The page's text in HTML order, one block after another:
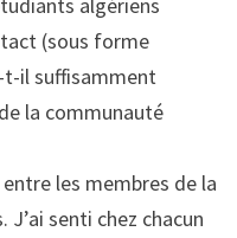
(sous forme
t-il suffisamment
la communauté
les membres de la
senti chez chacun